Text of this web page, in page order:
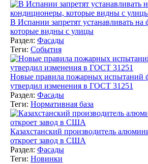
В Испании запретят устанавливать
которые видны с улицы
Раздел: Фасады
Теги: События
Новые правила пожарных испытаний
утвердил изменения в ГОСТ 31251
Раздел: Фасады
Теги: Нормативная база
Казахстанский производитель
откроет завод в США
Раздел: Фасады
Теги: Новинки